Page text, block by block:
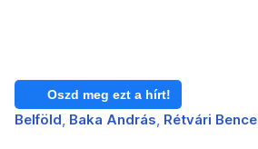
Oszd meg ezt a hírt!
Belföld Baka András Rétvári Bence